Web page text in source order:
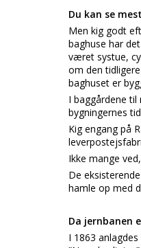
Du kan se
Men kig godt
baghuse har
været systue,
om den
baghuset er
I baggårdene
bygningernes
Kig engang på
Ikke mange
De
hamle op med
Da jernbanen
I 1863